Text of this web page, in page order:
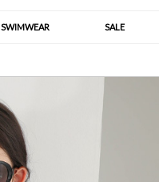
SWIMWEAR SALE